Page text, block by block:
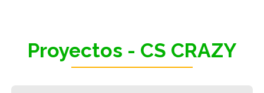
Proyectos - CS CRAZY